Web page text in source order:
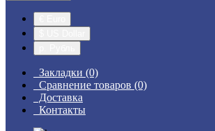
Закладки (0)
Сравнение товаров (0)
Доставка
Контакты